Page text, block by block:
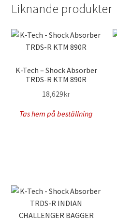
Liknande produkter
K-Tech – Shock Absorber
TRDS-R KTM 890R
18,629kr
Tas hem på beställning